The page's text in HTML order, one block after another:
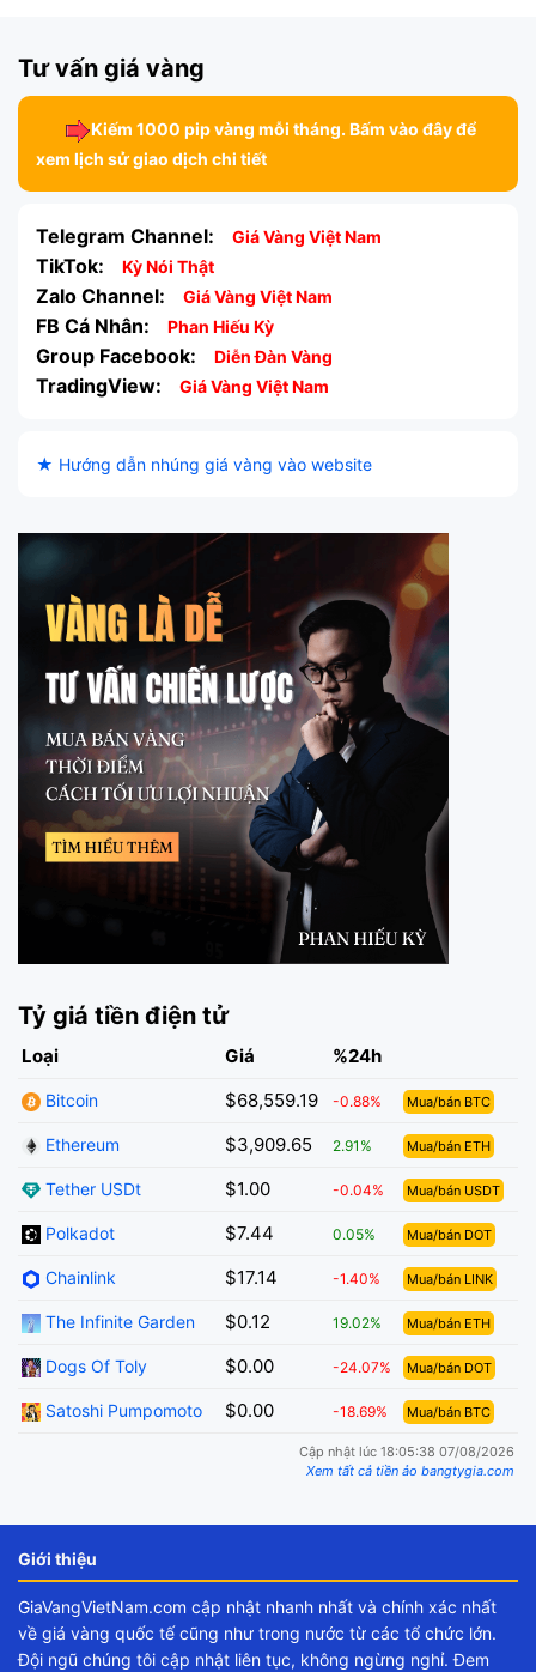
Tư vấn giá vàng
Kiếm 1000 pip vàng mỗi tháng. Bấm vào đây để
xem lịch sử giao dịch chi tiết
Telegram Channel: Giá Vàng Việt Nam
TikTok: Kỳ Nói Thật
Zalo Channel: Giá Vàng Việt Nam
FB Cá Nhân: Phan Hiếu Kỳ
Group Facebook: Diễn Đàn Vàng
TradingView: Giá Vàng Việt Nam
★ Hướng dẫn nhúng giá vàng vào website
Tỷ giá tiền điện tử
Loại Giá %24h
Bitcoin $68,559.19 -0.88% Mua/bán BTC
Ethereum $3,909.65 2.91% Mua/bán ETH
Tether USDt $1.00 -0.04% Mua/bán USDT
Polkadot $7.44 0.05% Mua/bán DOT
Chainlink $17.14 -1.40% Mua/bán LINK
The Infinite Garden $0.12 19.02% Mua/bán ETH
Dogs Of Toly $0.00 -24.07% Mua/bán DOT
Satoshi Pumpomoto $0.00 -18.69% Mua/bán BTC
Cập nhật lúc 18:05:38 07/08/2026
Xem tất cả tiền ảo bangtygia.com
Giới thiệu
GiaVangVietNam.com cập nhật nhanh nhất và chính xác nhất
về giá vàng quốc tế cũng như trong nước từ các tổ chức lớn.
Đội ngũ chúng tôi cập nhật liên tục, không ngừng nghỉ. Đem